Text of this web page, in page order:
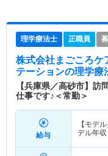
理学療法士 正職員
株式会社まごころケ
テーションの理学療
【兵庫県／高砂市】訪
仕事です♪＜常勤＞
給与
【モデル
デル年収